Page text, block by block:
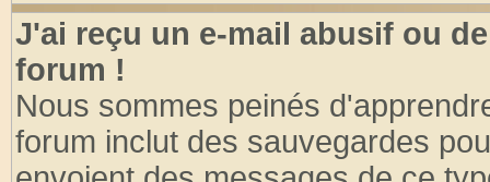
J'ai reçu un e-mail abusif ou
forum !
Nous sommes peinés
forum inclut des sauvegardes